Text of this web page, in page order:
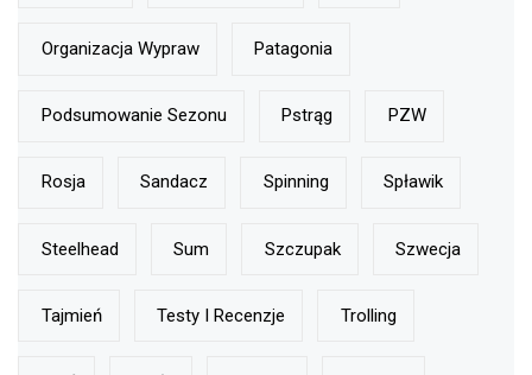
Organizacja Wypraw Patagonia
Podsumowanie Sezonu Pstrąg PZW
Rosja Sandacz Spinning Spławik
Steelhead Sum Szczupak Szwecja
Tajmień Testy I Recenzje Trolling